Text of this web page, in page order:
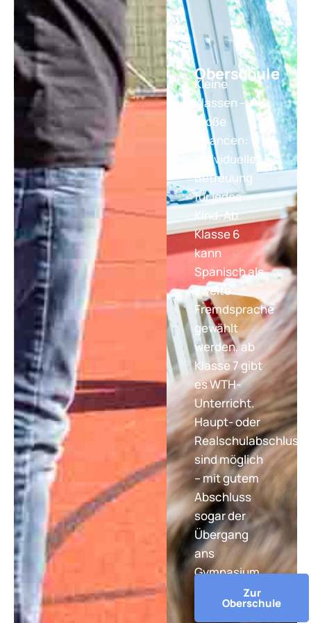
Oberschule
Kleine
Klassen –
große
Chancen:
Individuelle
Betreuung
für jedes
Kind. Ab
Klasse 6
kann
Spanisch als
zweite
Fremdsprache
gewählt
werden, ab
Klasse 7 gibt
es WTH-
Unterricht.
Haupt- oder
Realschulabschluss
sind möglich
– mit gutem
Abschluss
sogar der
Übergang
ans
Gymnasium.
Zur
Oberschule